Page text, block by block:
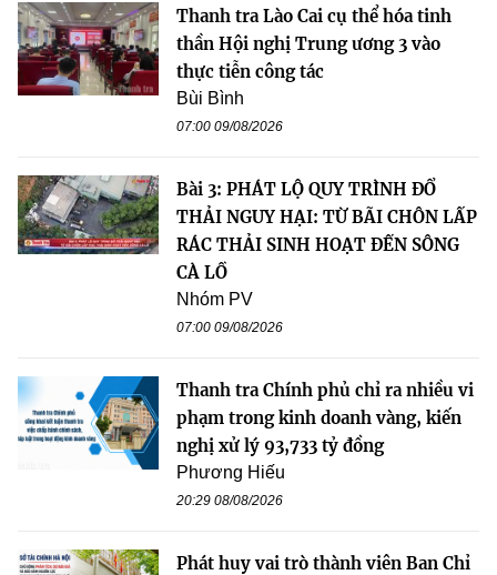
Thanh tra Lào Cai cụ thể hóa tinh
thần Hội nghị Trung ương 3 vào
thực tiễn công tác
Bùi Bình
07:00 09/08/2026
Bài 3: PHÁT LỘ QUY TRÌNH ĐỔ
THẢI NGUY HẠI: TỪ BÃI CHÔN LẤP
RÁC THẢI SINH HOẠT ĐẾN SÔNG
CÀ LỒ
Nhóm PV
07:00 09/08/2026
Thanh tra Chính phủ chỉ ra nhiều vi
phạm trong kinh doanh vàng, kiến
nghị xử lý 93,733 tỷ đồng
Phương Hiếu
20:29 08/08/2026
Phát huy vai trò thành viên Ban Chỉ